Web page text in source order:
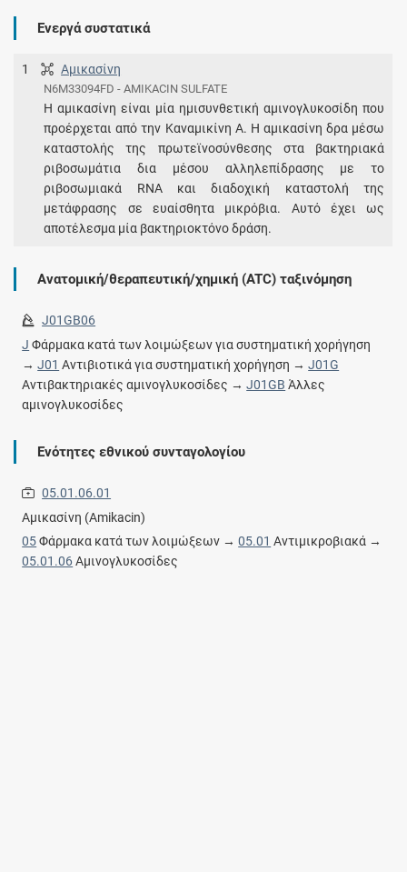
Ενεργά συστατικά
1 Αμικασίνη
N6M33094FD - AMIKACIN SULFATE
Η αμικασίνη είναι μία ημισυνθετική αμινογλυκοσίδη που
προέρχεται από την Καναμικίνη Α. Η αμικασίνη δρα μέσω
καταστολής της πρωτεϊνοσύνθεσης στα βακτηριακά
ριβοσωμάτια δια μέσου αλληλεπίδρασης με το
ριβοσωμιακά RNA και διαδοχική καταστολή της
μετάφρασης σε ευαίσθητα μικρόβια. Αυτό έχει ως
αποτέλεσμα μία βακτηριοκτόνο δράση.
Ανατομική/θεραπευτική/χημική (ATC) ταξινόμηση
J01GB06
J Φάρμακα κατά των λοιμώξεων για συστηματική χορήγηση
→J01 Αντιβιοτικά για συστηματική χορήγηση →J01G
Αντιβακτηριακές αμινογλυκοσίδες →J01GB Άλλες
αμινογλυκοσίδες
Ενότητες εθνικού συνταγολογίου
05.01.06.01
Αμικασίνη (Amikacin)
05Φάρμακα κατά των λοιμώξεων →05.01 Αντιμικροβιακά →
05.01.06Αμινογλυκοσίδες